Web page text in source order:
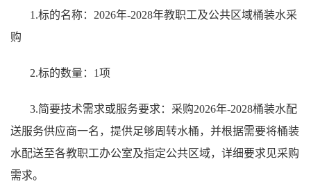
1.标的名称：2026年-2028年教职工及公共区域桶装水采
购
2.标的数量：1项
3.简要技术需求或服务要求：采购2026年-2028桶装水配
送服务供应商一名，提供足够周转水桶，并根据需要将桶装
水配送至各教职工办公室及指定公共区域，详细要求见采购
需求。